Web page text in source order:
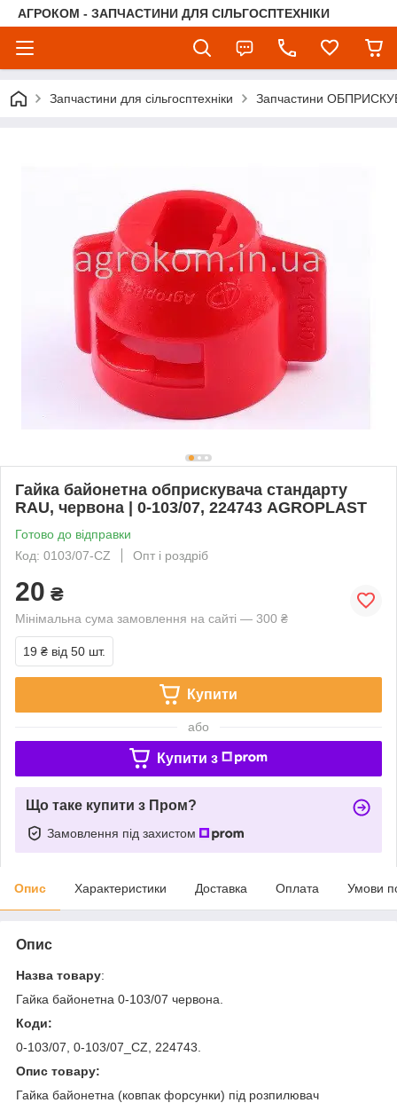
АГРОКОМ - ЗАПЧАСТИНИ ДЛЯ СІЛЬГОСПТЕХНІКИ
Запчастини для сільгосптехніки Запчастини
Гайка байонетна обприскувача стандарту
RAU, червона | 0-103/07, 224743 AGROPLAST
Готово до відправки
Код: 0103/07-CZ
Опт і роздріб
20 ₴
Мінімальна сума замовлення на сайті — 300 ₴
19 ₴ від 50 шт.
Купити
або
Купити з
Що таке купити з Пром?
Замовлення під захистом
Опис Характеристики Доставка Оплата Умови
Опис
Назва товару:
Гайка байонетна 0-103/07 червона.
Коди:
0-103/07, 0-103/07_ CZ, 224743.
Опис товару:
Гайка байонетна (ковпак форсунки) під розпилювач